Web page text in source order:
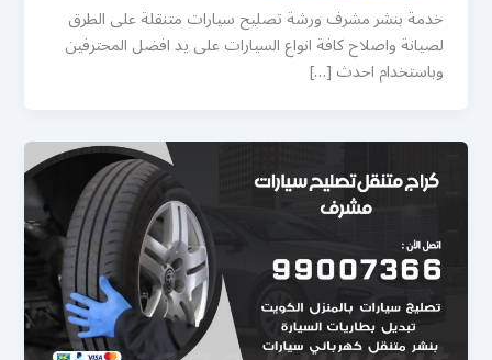
خدمة بنشر مشرف ورشة تصليح سيارات متنقلة على الطرق
لصيانة واصلاح كافة انواع السيارات على يد افضل المحترفين
وباستخدام احدث […]